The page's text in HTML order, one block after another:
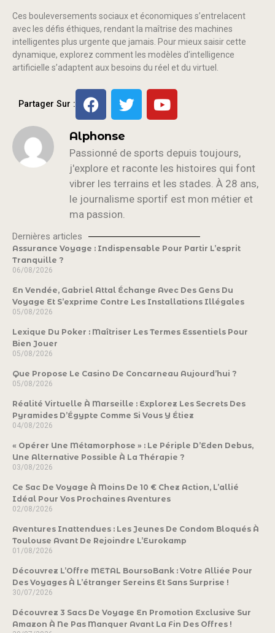
Ces bouleversements sociaux et économiques s’entrelacent
avec les défis éthiques, rendant la maîtrise des machines
intelligentes plus urgente que jamais. Pour mieux saisir cette
dynamique, explorez comment les modèles d’intelligence
artificielle s’adaptent aux besoins du réel et du virtuel.
Partager Sur :
Alphonse
Passionné de sports depuis toujours,
j'explore et raconte les histoires qui font
vibrer les terrains et les stades. À 28 ans,
le journalisme sportif est mon métier et
ma passion.
Dernières articles
Assurance Voyage : Indispensable Pour Partir L’esprit
Tranquille ?
06/08/2026
En Vendée, Gabriel Attal Échange Avec Des Gens Du
Voyage Et S’exprime Contre Les Installations Illégales
05/08/2026
Lexique Du Poker : Maîtriser Les Termes Essentiels Pour
Bien Jouer
05/08/2026
Que Propose Le Casino De Concarneau Aujourd’hui ?
05/08/2026
Réalité Virtuelle À Marseille : Explorez Les Secrets Des
Pyramides D’Égypte Comme Si Vous Y Étiez
04/08/2026
« Opérer Une Métamorphose » : Le Périple D’Eden Debus,
Une Alternative Possible À La Thérapie ?
03/08/2026
Ce Sac De Voyage À Moins De 10 € Chez Action, L’allié
Idéal Pour Vos Prochaines Aventures
02/08/2026
Aventures Inattendues : Les Jeunes De Condom Bloqués À
Toulouse Avant De Rejoindre L’Eurokamp
01/08/2026
Découvrez L’Offre METAL BoursoBank : Votre Alliée Pour
Des Voyages À L’étranger Sereins Et Sans Surprise !
30/07/2026
Découvrez 3 Sacs De Voyage En Promotion Exclusive Sur
Amazon À Ne Pas Manquer Avant La Fin Des Offres !